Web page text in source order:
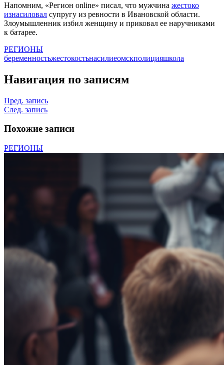
Напомним, «Регион online» писал, что мужчина жестоко
изнасиловал супругу из ревности в Ивановской области.
Злоумышленник избил женщину и приковал ее наручниками
к батарее.
РЕГИОНЫ
беременностьжестокостьнасилиеомскполицияшкола
Навигация по записям
Пред. запись
След. запись
Похожие записи
РЕГИОНЫ